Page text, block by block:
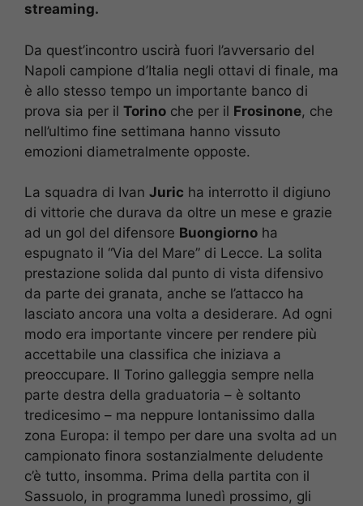
streaming.
Da quest’incontro uscirà fuori l’avversario del
Napoli campione d’Italia negli ottavi di finale, ma
è allo stesso tempo un importante banco di
prova sia per il Torino che per il Frosinone, che
nell’ultimo fine settimana hanno vissuto
emozioni diametralmente opposte.
La squadra di Ivan Juric ha interrotto il digiuno
di vittorie che durava da oltre un mese e grazie
ad un gol del difensore Buongiorno ha
espugnato il “Via del Mare” di Lecce. La solita
prestazione solida dal punto di vista difensivo
da parte dei granata, anche se l’attacco ha
lasciato ancora una volta a desiderare. Ad ogni
modo era importante vincere per rendere più
accettabile una classifica che iniziava a
preoccupare. Il Torino galleggia sempre nella
parte destra della graduatoria – è soltanto
tredicesimo – ma neppure lontanissimo dalla
zona Europa: il tempo per dare una svolta ad un
campionato finora sostanzialmente deludente
c’è tutto, insomma. Prima della partita con il
Sassuolo, in programma lunedì prossimo, gli